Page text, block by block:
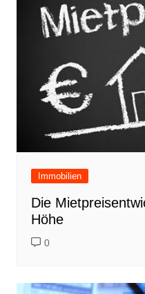
Immobilien
Die
Höhe
0